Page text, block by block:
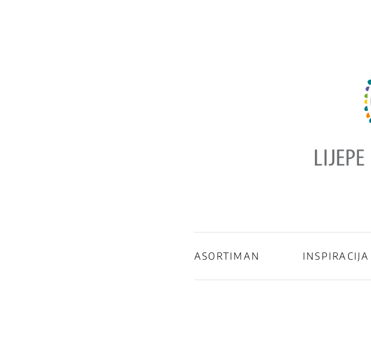
ASORTIMAN INSPIRACIJA